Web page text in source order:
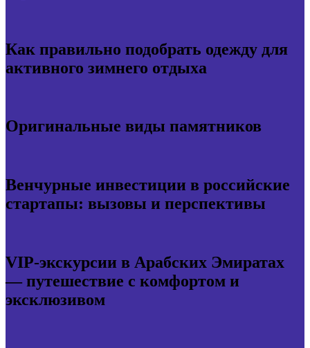
Как правильно подобрать одежду для
активного зимнего отдыха
Оригинальные виды памятников
Венчурные инвестиции в российские
стартапы: вызовы и перспективы
VIP-экскурсии в Арабских Эмиратах
— путешествие с комфортом и
эксклюзивом